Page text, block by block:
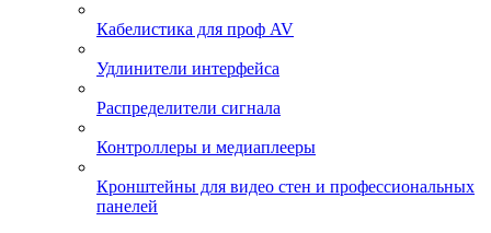
Кабелистика для проф AV
Удлинители интерфейса
Распределители сигнала
Контроллеры и медиаплееры
Кронштейны для видео стен и профессиональных
панелей